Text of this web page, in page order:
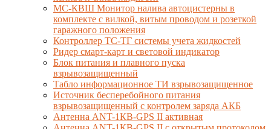
МС-КВШ Монитор налива автоцистерны в
комплекте с вилкой, витым проводом и розеткой
гаражного положения
Контроллер ТС-ТГ системы учета жидкостей
Ридер смарт-карт и световой индикатор
Блок питания и плавного пуска
взрывозащищенный
Табло информационное ТИ взрывозащищенное
Источник бесперебойного питания
взрывозащищенный с контролем заряда АКБ
Антенна ANT-1КВ-GPS II активная